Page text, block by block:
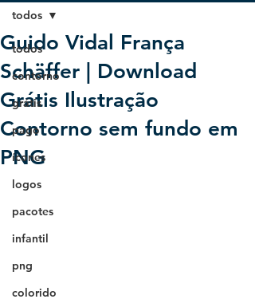
todos
contorno
grátis
pago
ícones
logos
pacotes
infantil
png
colorido
todos
Guido Vidal França
Schäffer | Download
Grátis Ilustração
Contorno sem fundo em
PNG